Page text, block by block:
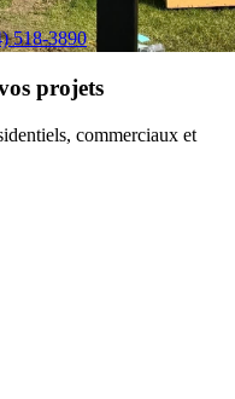
518-3890
projets
commerciaux et